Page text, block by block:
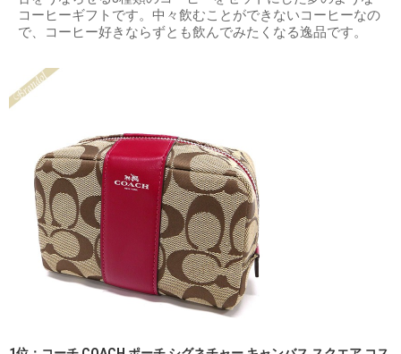
コーヒーギフトです。中々飲むことができないコーヒーなの
で、コーヒー好きならずとも飲んでみたくなる逸品です。